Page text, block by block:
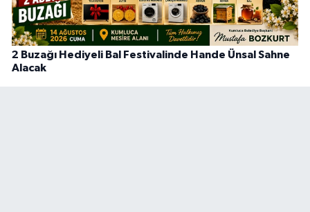
2 Buzağı Hediyeli Bal Festivalinde Hande Ünsal Sahne
Alacak